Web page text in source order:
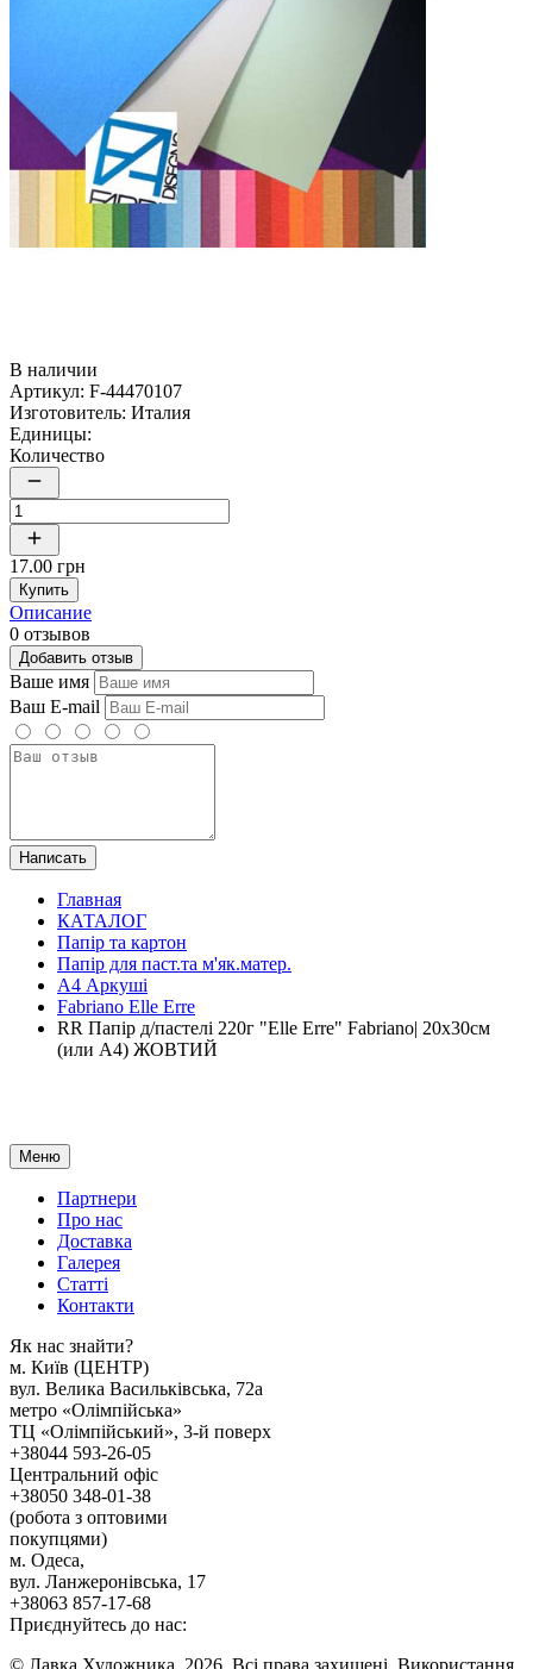
В наличии
Артикул: F-44470107
Изготовитель: Италия
Единицы:
Количество
17.00 грн
Купить
Описание
0 отзывов
Добавить отзыв
Ваше имя
Ваш E-mail
Написать
Главная
КАТАЛОГ
Папір та картон
Папір для паст.та м'як.матер.
А4 Аркуші
Fabriano Elle Erre
RR Папір д/пастелі 220г "Elle Erre" Fabriano| 20х30см
(или А4) ЖОВТИЙ
Меню
Партнери
Про нас
Доставка
Галерея
Статтi
Контакти
Як наc знайти?
м. Киïв (ЦЕНТР)
вул. Велика Васильківська, 72а
метро «Олімпійська»
ТЦ «Олімпійський», 3-й поверх
+38044 593-26-05
Центральний офіс
+38050 348-01-38
(робота з оптовими
покупцями)
м. Одеса,
вул. Ланжеронівська, 17
+38063 857-17-68
Приєднуйтесь до нас:
© Лавка Художника, 2026. Всі права захищені. Використання